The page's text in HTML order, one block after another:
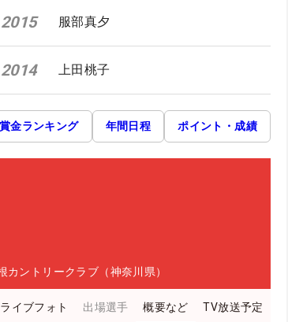
2015 服部真夕
2014 上田桃子
賞金ランキング 年間日程 ポイント・成績
カントリークラブ（神奈川県）
ライブフォト 出場選手 概要など TV放送予定